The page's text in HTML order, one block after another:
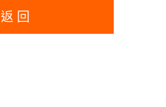
返 回